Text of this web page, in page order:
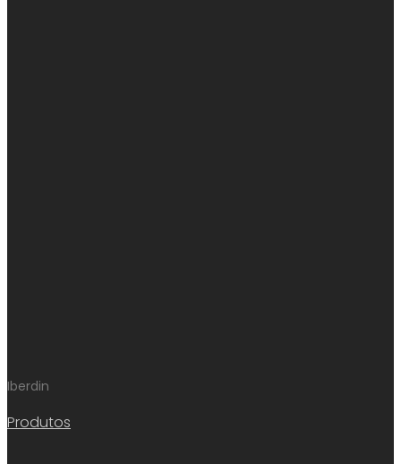
Iberdin
Produtos